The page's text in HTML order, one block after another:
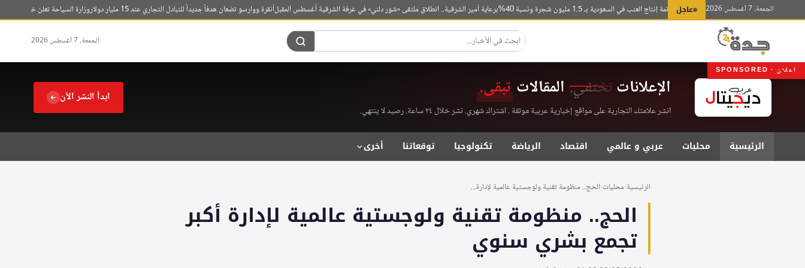
الجمعة، 7 أغسطس 2026 عاجل
تبوك تتصدر قائمة إنتاج العنب في السعودية بـ 1.5 مليون شجرة ونسبة 40% برعاية أمير الشرقية.. انطلاق ملتقى «شور دلني» في غرفة الشرقية أغسطس المقبلأنقرة ووارسو تضعان هدفاً جديداً للتبادل التجاري عند 15 مليار دولار وزارة السياحة تعلن خطوات إلكترونية
الجمعة، 7 أغسطس 2026
اعلان · SPONSORED
الإعلانات تختفي. المقالات تبقى.
انشر علامتك التجارية على مواقع إخبارية عربية موثقة . اشتراك شهري. نشر خلال ٢٤ ساعة. رصيد لا ينتهي.
ابدأ النشر الآن
الرئيسية محليات عربي و عالمي اقتصاد الرياضة تكنولوجيا توقعاتنا أخرى
الرئيسية›محليات›الحج.. منظومة تقنية ولوجستية عالمية لإدارة...
الحج.. منظومة تقنية ولوجستية عالمية لإدارة أكبر
تجمع بشري سنوي